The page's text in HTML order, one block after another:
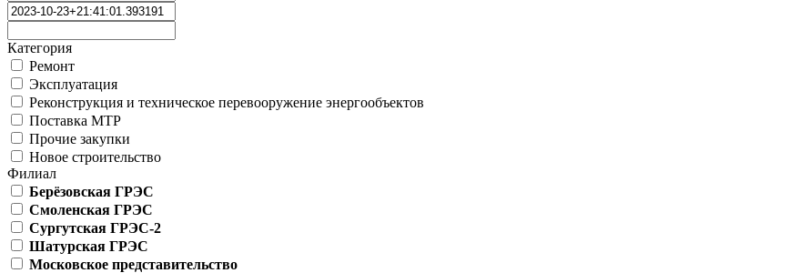
Категория
Ремонт
Эксплуатация
Реконструкция и техническое перевооружение энергообъектов
Поставка МТР
Прочие закупки
Новое строительство
Филиал
Берёзовская ГРЭС
Смоленская ГРЭС
Сургутская ГРЭС-2
Шатурская ГРЭС
Московское представительство